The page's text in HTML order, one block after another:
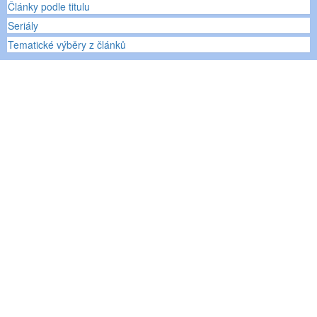
Články podle titulu
Seriály
Tematické výběry z článků